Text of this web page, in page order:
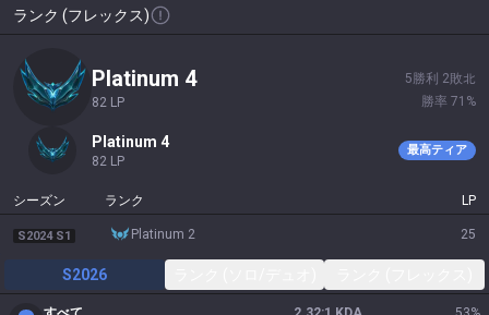
ランク (フレックス)
platinum 4
82 LP
5 勝利 2敗北
勝率 71 %
platinum 4
82 LP
最高ティア
シーズン ランク LP
S2024 S1 platinum 2 25
S2026